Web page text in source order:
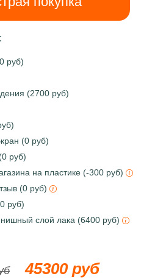
руб)
(2700 руб)
(0 руб)
руб)
на пластике (-300 руб)
(0 руб)
руб)
слой лака (6400 руб)
45300 руб